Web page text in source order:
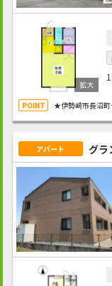
★伊勢崎市長沼町
アパート グラ